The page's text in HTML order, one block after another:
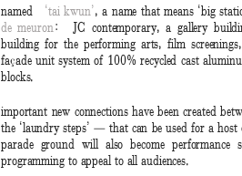
named ‘tai kwun’, a name that means ‘big
de meuron: JC contemporary, a gallery
building for the performing arts, film
façade unit system of 100% recycled cast
blocks.
important new connections have been created
the ‘laundry steps’ — that can be used for a
parade ground will also become
programming to appeal to all audiences.